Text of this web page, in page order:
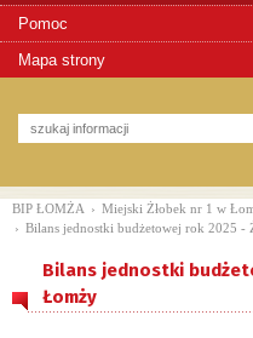
Pomoc
Mapa strony
BIP ŁOMŻA › Miejski Żłobek nr 1 w
› Bilans jednostki budżetowej rok 2025 -
Bilans jednostki
Łomży